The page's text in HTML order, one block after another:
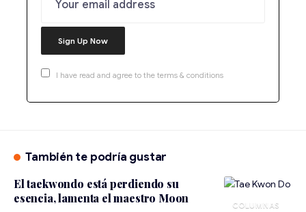
I have read and agree to the terms & conditions
También te podría gustar
El taekwondo está perdiendo su
esencia, lamenta el maestro Moon